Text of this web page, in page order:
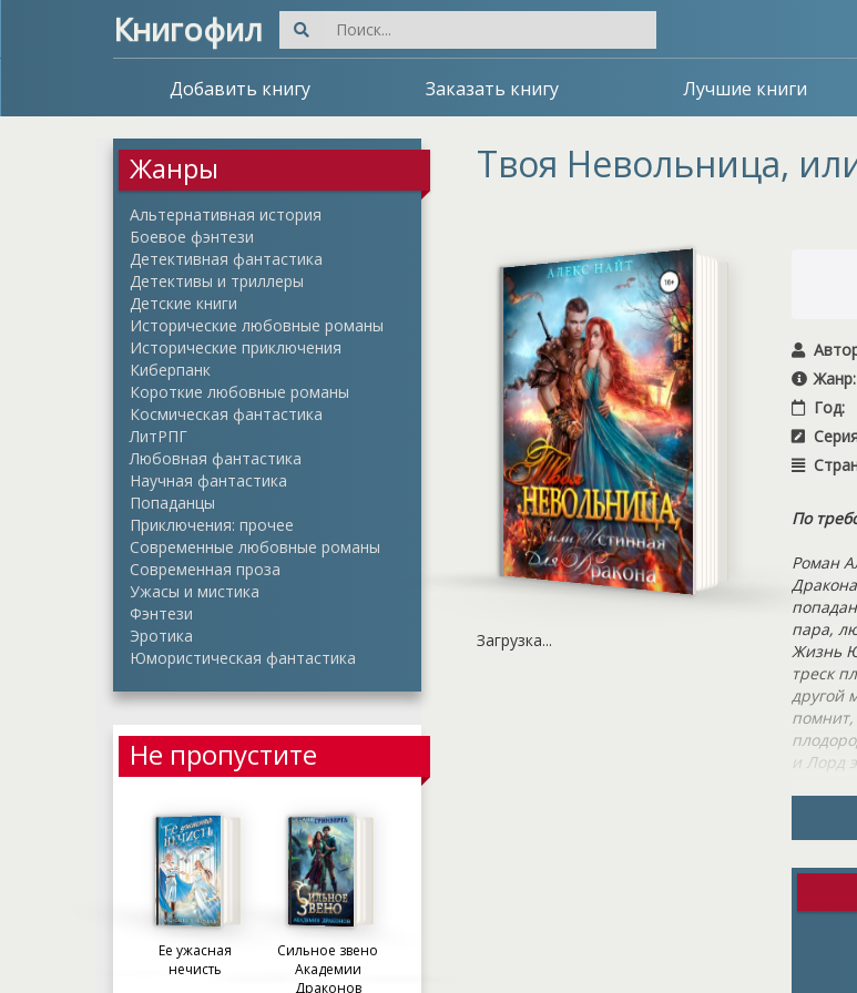
Книгофил
Добавить книгу Заказать книгу Лучшие книги
Жанры
Альтернативная история
Боевое фэнтези
Детективная фантастика
Детективы и триллеры
Детские книги
Исторические любовные романы
Исторические приключения
Киберпанк
Короткие любовные романы
Космическая фантастика
ЛитРПГ
Любовная фантастика
Научная фантастика
Попаданцы
Приключения: прочее
Современные любовные романы
Современная проза
Ужасы и мистика
Фэнтези
Эротика
Юмористическая фантастика
Не пропустите
Ее ужасная
нечисть
Сильное звено
Академии
Драконов
Твоя Невольница,
Загрузка...
Жанр:
Год:
По
Роман
пара,
Жизнь
треск
другой
помнит,
и Лорд
–
это
рад